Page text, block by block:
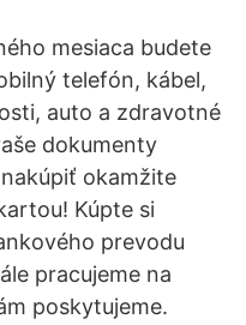
mesiaca budete
telefón, kábel,
auto a zdravotné
dokumenty
okamžite
Kúpte si
prevodu
pracujeme na
poskytujeme.